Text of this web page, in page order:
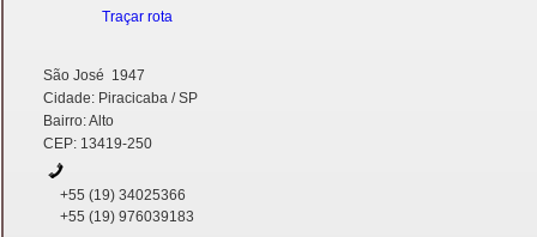
Traçar rota
São José 1947
Cidade: Piracicaba / SP
Bairro: Alto
CEP: 13419-250
+55 (19) 34025366
+55 (19) 976039183